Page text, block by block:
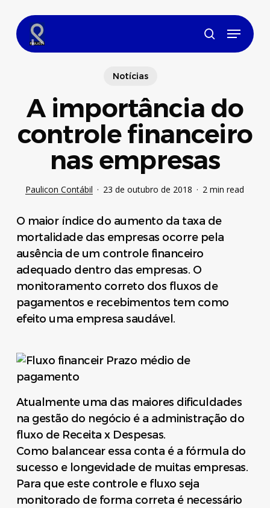
main
content
search
Menu
Notícias
A importância do
controle financeiro
nas empresas
Paulicon Contábil 23 de outubro de 2018 2 min read
O maior índice do aumento da taxa de
mortalidade das empresas ocorre pela
ausência de um controle financeiro
adequado dentro das empresas. O
monitoramento correto dos fluxos de
pagamentos e recebimentos tem como
efeito uma empresa saudável.
Atualmente uma das maiores dificuldades
na gestão do negócio é a administração do
fluxo de Receita x Despesas.
Como balancear essa conta é a fórmula do
sucesso e longevidade de muitas empresas.
Para que este controle e fluxo seja
monitorado de forma correta é necessário